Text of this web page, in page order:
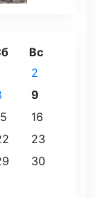
Вс
2
9
16
23
30